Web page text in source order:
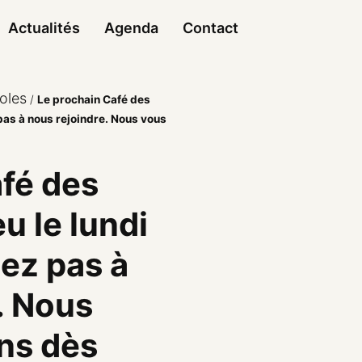
Actualités Agenda Contact
/Le prochain Café des
à nous rejoindre. Nous vous
des
le lundi
pas à
Nous
dès